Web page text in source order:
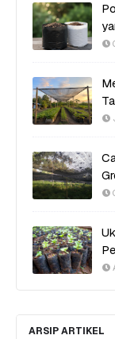
ARSIP ARTIKEL